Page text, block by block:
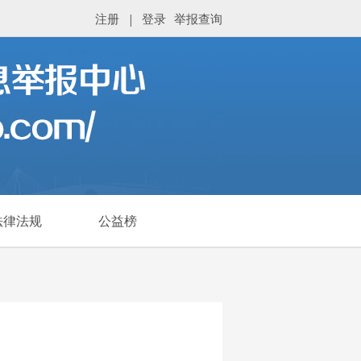
举报查询
登录
|
注册
律法规 公益榜